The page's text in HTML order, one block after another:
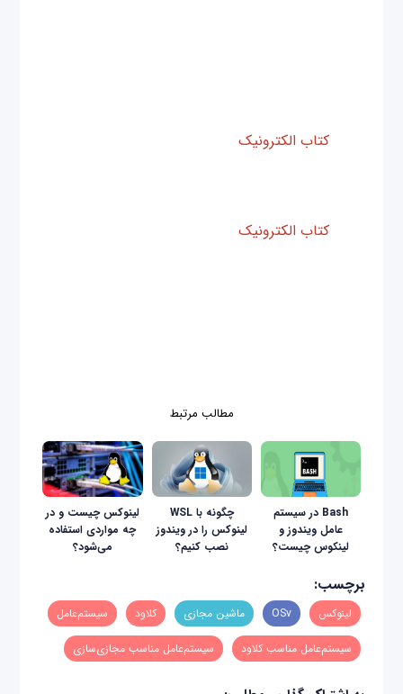
کتاب الکترونیک
کتاب الکترونیک
مطالب مرتبط
Bash در سیستم
عامل ویندوز و
لینکوس چیست؟
چگونه با WSL
لینوکس را در ویندوز
نصب کنیم؟
لینوکس چیست و در
چه مواردی استفاده
می‌شود؟
برچسب:
لینوکس OSv ماشین مجازی کلاود سیستم‌عامل
سیستم‌عامل مناسب کلاود سیستم‌عامل مناسب مجازی‌سازی